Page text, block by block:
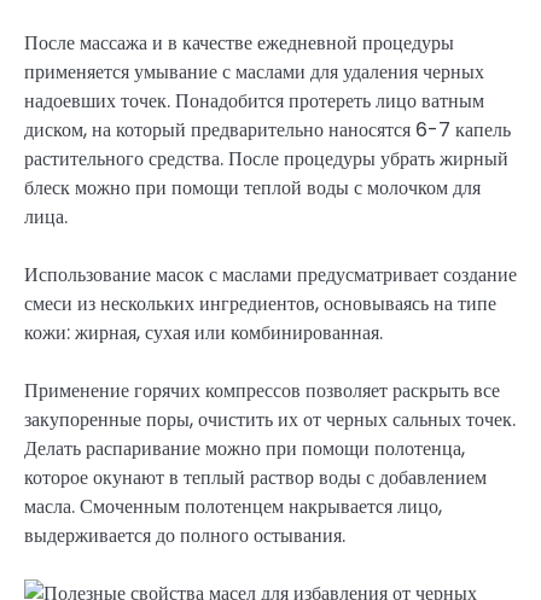
После массажа и в качестве ежедневной процедуры
применяется умывание с маслами для удаления черных
надоевших точек. Понадобится протереть лицо ватным
диском, на который предварительно наносятся 6-7 капель
растительного средства. После процедуры убрать жирный
блеск можно при помощи теплой воды с молочком для
лица.
Использование масок с маслами предусматривает создание
смеси из нескольких ингредиентов, основываясь на типе
кожи: жирная, сухая или комбинированная.
Применение горячих компрессов позволяет раскрыть все
закупоренные поры, очистить их от черных сальных точек.
Делать распаривание можно при помощи полотенца,
которое окунают в теплый раствор воды с добавлением
масла. Смоченным полотенцем накрывается лицо,
выдерживается до полного остывания.